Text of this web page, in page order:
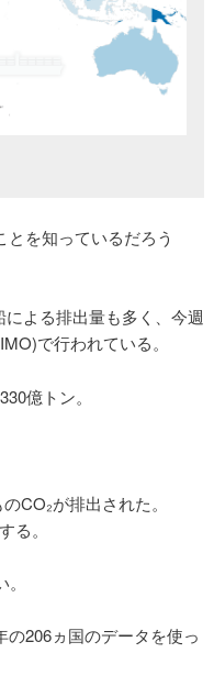
を知っているだろう
よる排出量も多く、今週
で行われている。
億トン。
CO₂が排出された。
る。
206ヵ国のデータを使っ